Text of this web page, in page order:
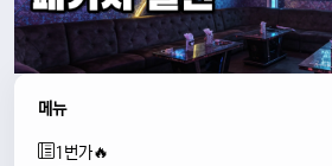
메뉴
1번가🔥